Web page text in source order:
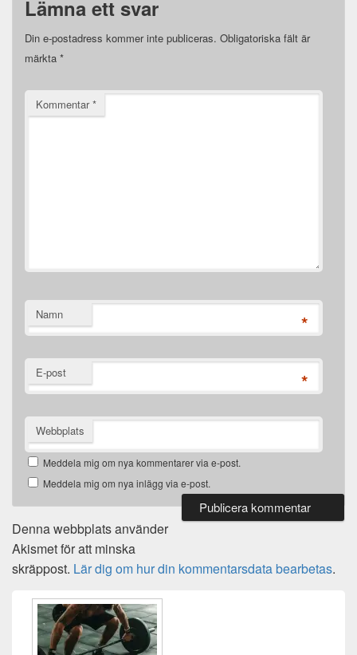
Lämna ett svar
Din e-postadress kommer inte publiceras. Obligatoriska fält är
märkta *
Kommentar*
Namn *
E-post *
Webbplats
Meddela mig om nya kommentarer via e-post.
Meddela mig om nya inlägg via e-post.
Denna webbplats använder
Akismet för att minska
skräppost. Lär dig om hur din kommentarsdata bearbetas.
Primära
sidofältet
Widget
område